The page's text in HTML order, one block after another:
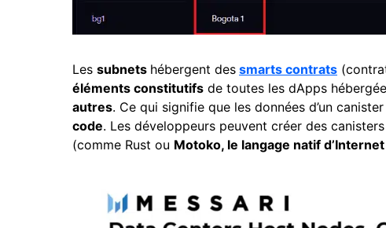
Les subnets hébergent des smarts contrats
éléments constitutifs de toutes les dApps
autres. Ce qui signifie que les données d’un canister
code. Les développeurs peuvent créer des
(comme Rust ou Motoko, le langage natif